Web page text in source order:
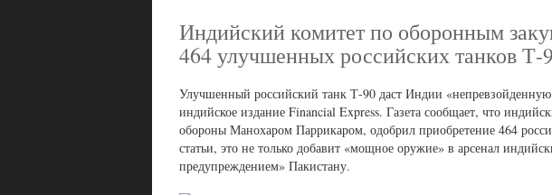
Индийский комитет по оборонным
464 улучшенных российских танков Т-
Улучшенный российский танк Т-90 даст Индии
индийское издание Financial Express. Газета сообщает, что
обороны Манохаром Паррикаром, одобрил приобретение 464
статьи, это не только добавит «мощное оружие» в арсенал
предупреждением» Пакистану.